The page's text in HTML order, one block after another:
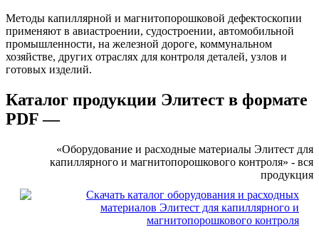
Методы капиллярной и магнитопорошковой дефектоскопии
применяют в авиастроении, судостроении, автомобильной
промышленности, на железной дороге, коммунальном
хозяйстве, других отраслях для контроля деталей, узлов и
готовых изделий.
Каталог продукции Элитест в формате
PDF —
«Оборудование и расходные материалы Элитест для
капиллярного и магнитопорошкового контроля» - вся
продукция